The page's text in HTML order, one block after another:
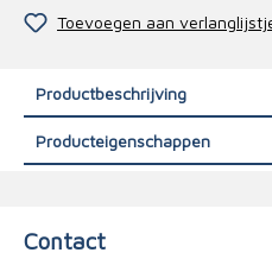
Toevoegen aan
Productbeschrijving
Producteigenschappen
Contact